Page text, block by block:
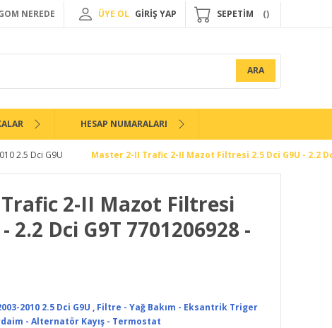
NEREDE ÜYE OL GİRİŞ YAP SEPETİM
ARA
HESAP NUMARALARI
2.5 Dci G9U Master 2-II Trafic 2-II Mazot Filtresi 2.5 Dci G9U - 2.2
2-II Mazot Filtresi
2.2 Dci G9T 7701206928 -
2010 2.5 Dci G9U , Filtre - Yağ Bakım - Eksantrik Triger
- Alternatör Kayış - Termostat